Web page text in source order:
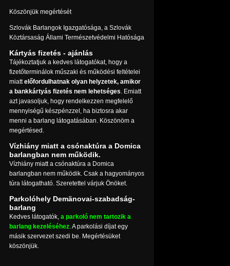
Köszönjük megértését
Szlovák Barlangok Igazgatósága, a Szlovák
Köztársaság Állami Természetvédelmi Hatósága
Kártyás fizetés - ajánlás
Tájékoztatjuk a kedves látogatókat, hogy a
fizetőterminálok műszaki és működési feltételei
miattelőfordulhatnak olyan helyzetek, amikor
a bankkártyás fizetés nem lehetséges. Emiatt
azt javasoljuk, hogy rendelkezzen megfelelő
mennyiségű készpénzzel, ha biztosra akar
menni a barlang látogatásában. Köszönöm a
megértésed.
Vízhiány miatt a csónaktúra a Domica
barlangban nem működik.
Vízhiány miatt a csónaktúra a Domica
barlangban nem működik. Csak a hagyományos
túra látogatható. Szeretettel várjuk Önöket.
Parkolóhely Demänovai-szabadság-
barlang
Kedves látogatók, a parkoló nem tartozik a
barlang kezeléséhez. A parkolási díjat egy
másik szervezet szedi be. Megértésüket
köszönjük.